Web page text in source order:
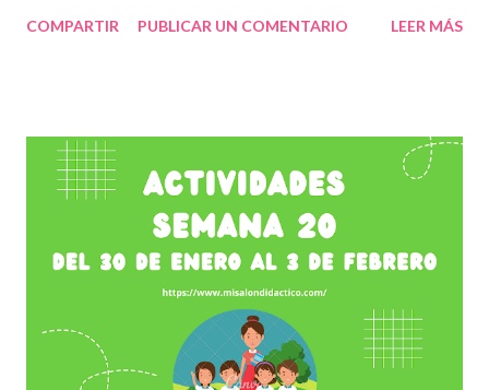
terminan de entender en su totalidad, por ello es necesario
de recursos. Establecer esto como un trabajo conjunto que
permita a maestros, padres de familia y alumnos trabajar con
especial atención, será fundamental durante todo el ciclo
escolar a través de vídeos, ejercicios, prácticas y en general
comprender con mayor facilidad cada contenido. Damos los
créditos correspondientes a los autores de tan extraordinarias
actividades recordando que, para...
COMPARTIR PUBLICAR UN COMENTARIO LEER MÁS